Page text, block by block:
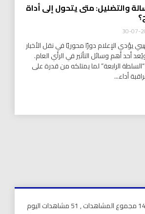
والتضليل: متى يتحول إلى أداة
يؤدي الإعلام دورًا محوريًا في نقل الأخبار
أحد أهم وسائل التأثير في الرأي العام.
الرابعة” لما يمتلكه من قدرة على
أداء...
, 51 مشاهدات اليوم